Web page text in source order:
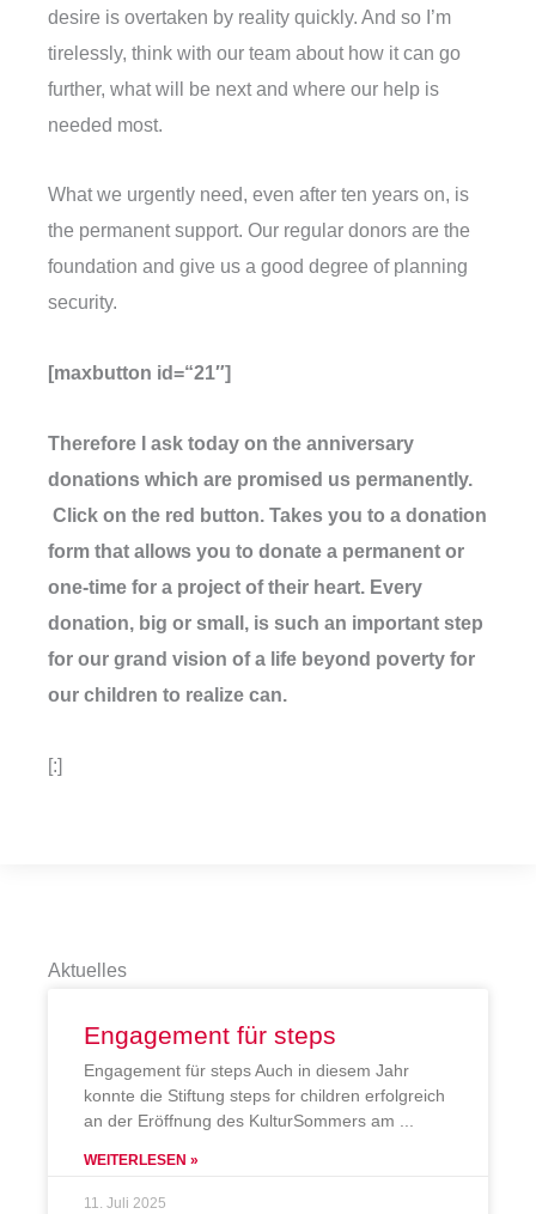
desire is overtaken by reality quickly. And so I’m
tirelessly, think with our team about how it can go
further, what will be next and where our help is
needed most.
What we urgently need, even after ten years on, is
the permanent support. Our regular donors are the
foundation and give us a good degree of planning
security.
[maxbutton id=“21″]
Therefore I ask today on the anniversary
donations which are promised us permanently.
Click on the red button. Takes you to a donation
form that allows you to donate a permanent or
one-time for a project of their heart. Every
donation, big or small, is such an important step
for our grand vision of a life beyond poverty for
our children to realize can.
[:]
Aktuelles
Engagement für steps
Engagement für steps Auch in diesem Jahr
konnte die Stiftung steps for children erfolgreich
an der Eröffnung des KulturSommers am
WEITERLESEN »
11. Juli 2025